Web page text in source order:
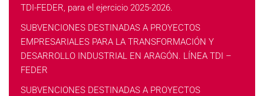
TDI-FEDER, para el ejercicio 2025-2026.
SUBVENCIONES DESTINADAS A PROYECTOS
EMPRESARIALES PARA LA TRANSFORMACIÓN Y
DESARROLLO INDUSTRIAL EN ARAGÓN. LÍNEA TDI –
FEDER
SUBVENCIONES DESTINADAS A PROYECTOS